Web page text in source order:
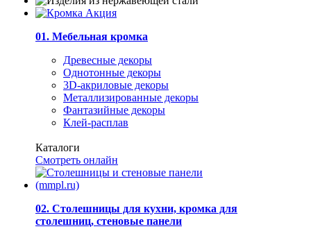
01. Мебельная кромка
Древесные декоры
Однотонные декоры
3D-акриловые декоры
Металлизированные декоры
Фантазийные декоры
Клей-расплав
Каталоги
Смотреть онлайн
02. Столешницы для кухни, кромка для
столешниц, стеновые панели